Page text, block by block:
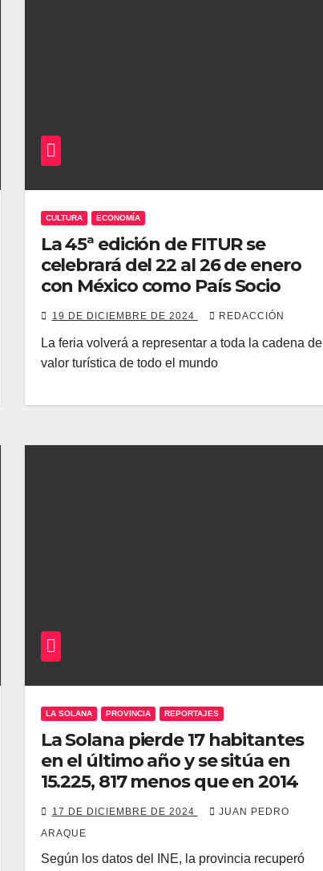
CULTURA ECONOMÍA
La 45ª edición de FITUR se
celebrará del 22 al 26 de enero
con México como País Socio
19 DE DICIEMBRE DE 2024 REDACCIÓN
La feria volverá a representar a toda la cadena de
valor turística de todo el mundo
LA SOLANA PROVINCIA REPORTAJES
La Solana pierde 17 habitantes
en el último año y se sitúa en
15.225, 817 menos que en 2014
17 DE DICIEMBRE DE 2024
JUAN PEDRO
ARAQUE
Según los datos del INE, la provincia recuperó